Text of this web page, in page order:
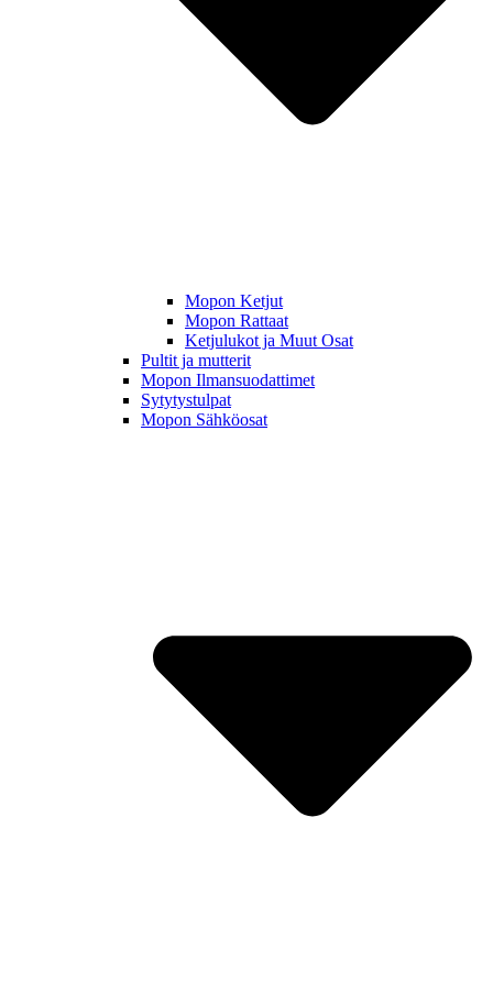
Mopon Ketjut
Mopon Rattaat
Ketjulukot ja Muut Osat
Pultit ja mutterit
Mopon Ilmansuodattimet
Sytytystulpat
Mopon Sähköosat